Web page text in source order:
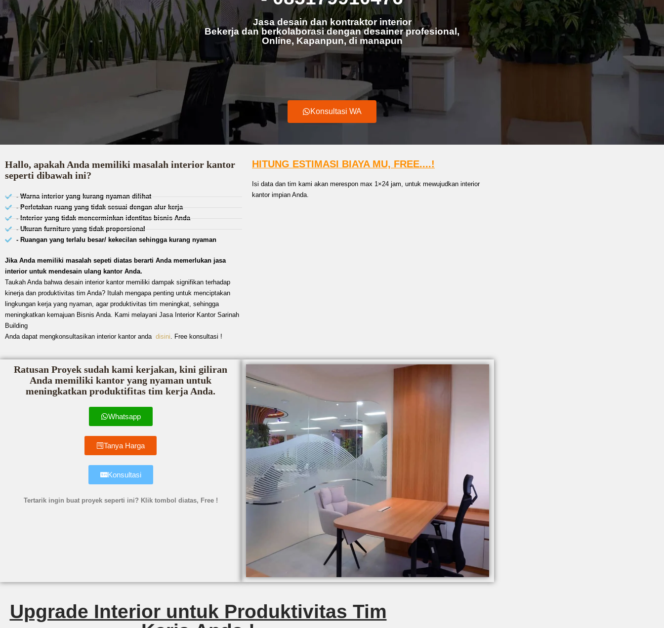
Jasa desain dan kontraktor interior
Bekerja dan berkolaborasi dengan desainer profesional,
Online, Kapanpun, di manapun
Konsultasi WA
Hallo, apakah Anda memiliki masalah interior kantor
seperti dibawah ini?
- Warna interior yang kurang nyaman dilihat
- Perletakan ruang yang tidak sesuai dengan alur kerja
- Interior yang tidak mencerminkan identitas bisnis Anda
- Ukuran furniture yang tidak proporsional
- Ruangan yang terlalu besar/ kekecilan sehingga kurang nyaman
Jika Anda memiliki masalah sepeti diatas berarti Anda memerlukan jasa
interior untuk mendesain ulang kantor Anda.
Taukah Anda bahwa desain interior kantor memiliki dampak signifikan terhadap
kinerja dan produktivitas tim Anda? Itulah mengapa penting untuk menciptakan
lingkungan kerja yang nyaman, agar produktivitas tim meningkat, sehingga
meningkatkan kemajuan Bisnis Anda. Kami melayani Jasa Interior Kantor Sarinah
Building
Anda dapat mengkonsultasikan interior kantor anda disini. Free konsultasi !
HITUNG ESTIMASI BIAYA MU, FREE....!
Isi data dan tim kami akan merespon max 1×24 jam, untuk mewujudkan interior
kantor impian Anda.
Ratusan Proyek sudah kami kerjakan, kini giliran
Anda memiliki kantor yang nyaman untuk
meningkatkan produktifitas tim kerja Anda.
Whatsapp
Tanya Harga
Konsultasi
Tertarik ingin buat proyek seperti ini? Klik tombol diatas, Free !
Upgrade Interior untuk Produktivitas Tim